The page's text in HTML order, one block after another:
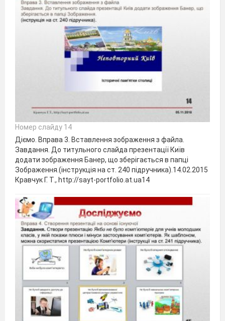
Номер слайду 14
Діємо. Вправа 3. Вставлення зображення з файла.
Завдання. До титульного слайда презентації Київ
додати зображення Банер, що зберігається в папці
Зображення.(інструкція на ст. 240 підручника).14.02.2015
Кравчук Г. Т., http://sayt-portfolio.at.ua14